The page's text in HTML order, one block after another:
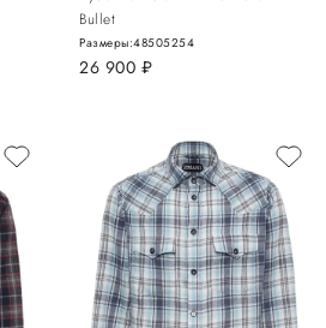
Bullet
26 900 руб.
Размеры:48505254